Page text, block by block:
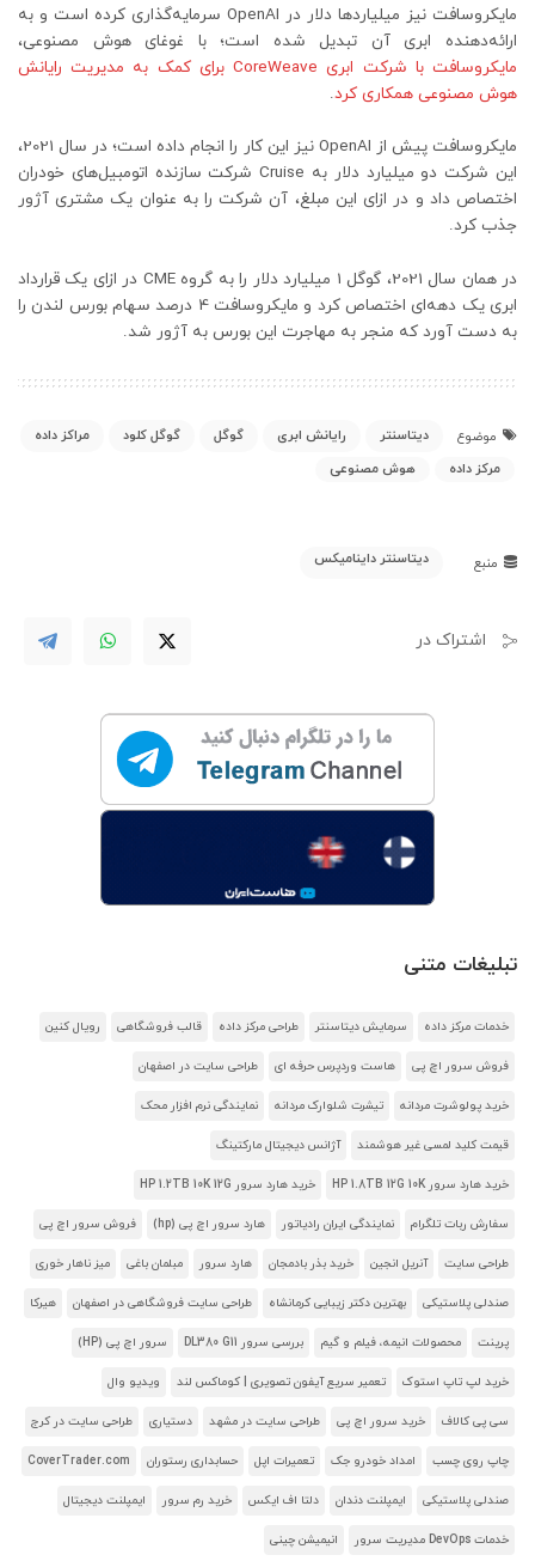
مایکروسافت نیز میلیاردها دلار در OpenAI سرمایه‌گذاری کرده است و به
ارائه‌دهنده ابری آن تبدیل شده است؛ با غوغای هوش مصنوعی،
مایکروسافت با شرکت ابری CoreWeave برای کمک به مدیریت رایانش
هوش مصنوعی همکاری کرد.
مایکروسافت پیش از OpenAI نیز این کار را انجام داده است؛ در سال 2021،
این شرکت دو میلیارد دلار به Cruise شرکت سازنده اتومبیل‌های خودران
اختصاص داد و در ازای این مبلغ، آن شرکت را به عنوان یک مشتری آژور
جذب کرد.
در همان سال 2021، گوگل 1 میلیارد دلار را به گروه CME در ازای یک قرارداد
ابری یک دهه‌ای اختصاص کرد و مایکروسافت 4 درصد سهام بورس لندن را
به دست آورد که منجر به مهاجرت این بورس به آژور شد.
موضوع دیتاسنتر رایانش ابری گوگل گوگل کلود
مراکز داده
مرکز داده
هوش مصنوعی
منبع دیتاسنتر داینامیکس
اشتراک در
تبلیغات متنی
خدمات مرکز داده سرمایش دیتاسنتر طراحی مرکز داده قالب فروشگاهی رویال کنین
فروش سرور اچ پی هاست وردپرس حرفه ای طراحی سایت در اصفهان
خرید پولوشرت مردانه تیشرت شلوارک مردانه نمایندگی نرم افزار محک
قیمت کلید لمسی غیر هوشمند آژانس دیجیتال مارکتینگ
خرید هارد سرور HP 1.8TB 12G 10K خرید هارد سرور HP 1.2TB 10K 12G
سفارش ربات تلگرام نمایندگی ایران رادیاتور هارد سرور اچ پی (hp) فروش سرور اچ پی
طراحی سایت آنریل انجین خرید بذر بادمجان هارد سرور مبلمان باغی میز ناهار خوری
صندلی پلاستیکی بهترین دکتر زیبایی کرمانشاه طراحی سایت فروشگاهی در اصفهان هیرکا
پرینت محصولات انیمه، فیلم و گیم بررسی سرور DL380 G11 سرور اچ پی (HP)
خرید لپ تاپ استوک تعمیر سریع آیفون تصویری | کوماکس لند ویدیو وال
سی پی کالاف خرید سرور اچ پی طراحی سایت در مشهد دستیاری طراحی سایت در کرج
چاپ روی چسب امداد خودرو جک تعمیرات اپل حسابداری رستوران CoverTrader.com
صندلی پلاستیکی ایمپلنت دندان دلتا اف ایکس خرید رم سرور ایمپلنت دیجیتال
خدمات DevOps مدیریت سرور انیمیشن چینی